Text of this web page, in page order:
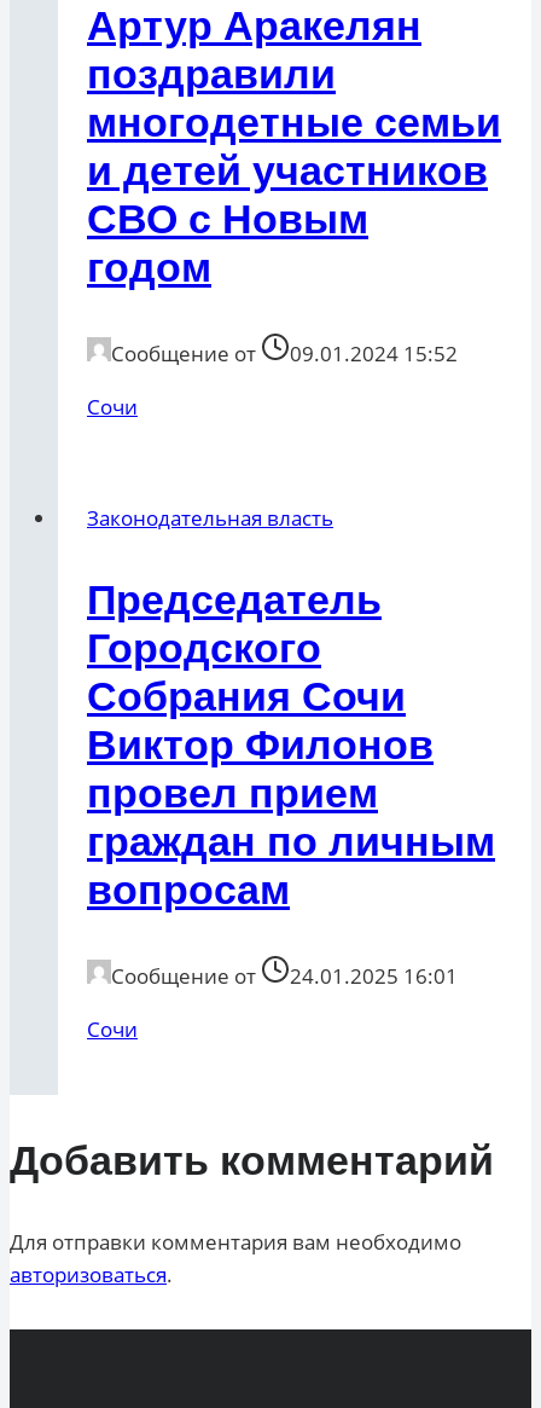
Артур Аракелян
поздравили
многодетные семьи
и детей участников
СВО с Новым
годом
Сообщение от
09.01.2024 15:52
Сочи
Законодательная власть
Председатель
Городского
Собрания Сочи
Виктор Филонов
провел прием
граждан по личным
вопросам
Сообщение от
24.01.2025 16:01
Сочи
Добавить комментарий
Для отправки комментария вам необходимо
авторизоваться.